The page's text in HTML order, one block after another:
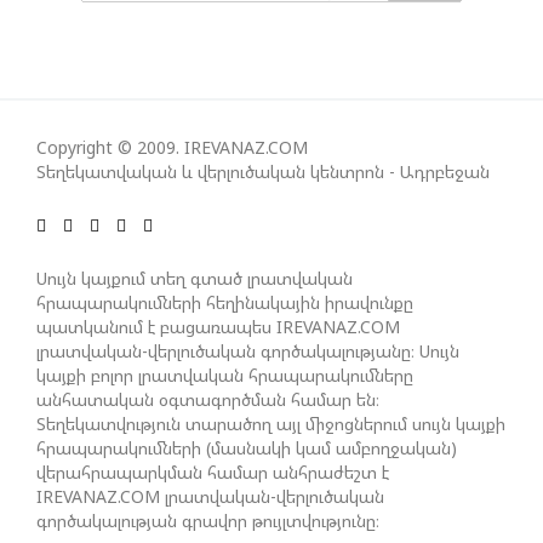
ԻՐԱՆԱԿԱՆ ԵՐԿՈՒ ԼՐԱՏՎԱՄԻՋՈՑԻ
ԳՈՐԾՈՒՆԵՈՒԹՅՈՒՆ ԱԴՐԲԵՋԱՆՈՒՄ ԱՆՕՐԻՆԱԿԱՆ
Է ՃԱՆԱՉՎԵԼ
ՆԱԽԱԳԱՀ ԻԼՀԱՄ ԱԼԻԵՎԸ ՇՆՈՐՀԱՎՈՐԵԼ Է ԻՐ
ՄԱԼԴԻՎՑԻ ԳՈՐԾԸՆԿԵՐ ՄՈՀԱՄՄԵԴ ՄՈՒԻԶԱՅԻՆ.
«ՄԵՆՔ ԳՈՀ ԵՆՔ ԱԴՐԲԵՋԱՆԻ ԵՎ ՄԱԼԴԻՎՆԵՐԻ
ՄԻՋԵՎ ՀԱՐԱԲԵՐՈՒԹՅՈՒՆՆԵՐԻ ԴԻՆԱՄԻԿ
ԶԱՐԳԱՑՈՒՄԻՑ»
ՇԱՐՈՒՆԱԿՎՈՒՄ Է «ՄԵԾ ՎԵՐԱԴԱՐՁ» ԾՐԱԳՐԻ
ԻՐԱԿԱՆԱՑՈՒՄԸ
Copyright © 2009. IREVANAZ.COM
Տեղեկատվական և վերլուծական կենտրոն - Ադրբեջան
Սույն կայքում տեղ գտած լրատվական
հրապարակումների հեղինակային իրավունքը
պատկանում է բացառապես IREVANAZ.COM
լրատվական-վերլուծական գործակալությանը։ Սույն
կայքի բոլոր լրատվական հրապարակումները
անհատական օգտագործման համար են։
Տեղեկատվություն տարածող այլ միջոցներում սույն կայքի
հրապարակումների (մասնակի կամ ամբողջական)
վերահրապարկման համար անհրաժեշտ է
IREVANAZ.COM լրատվական-վերլուծական
գործակալության գրավոր թույլտվությունը։